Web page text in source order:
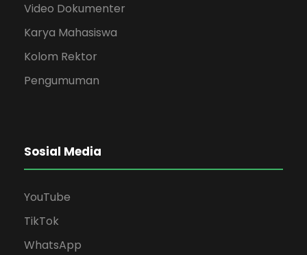
Video Dokumenter
Karya Mahasiswa
Kolom Rektor
Pengumuman
Sosial Media
YouTube
TikTok
WhatsApp